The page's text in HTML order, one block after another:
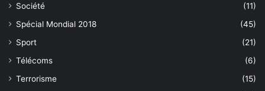
Société
(11)
Spécial Mondial 2018
(45)
Sport
(21)
Télécoms
(6)
Terrorisme
(15)